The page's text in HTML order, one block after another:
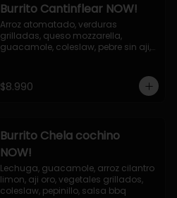
Burrito Cantinflear NOW!
Arroz atomatado, verduras
grilladas, queso mozzarella,
guacamole, coleslaw, pebre sin aji,
$8.990
Burrito Chela cochino
NOW!
Lechuga, guacamole, arroz cilantro
limon, aji oro, vegetales grillados,
coleslaw, pepinillo, salsa bbq